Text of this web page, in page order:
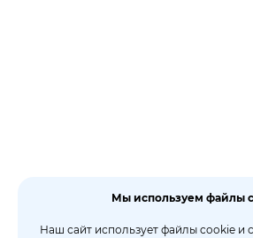
Мы используем файлы
Наш сайт использует файлы cookie и